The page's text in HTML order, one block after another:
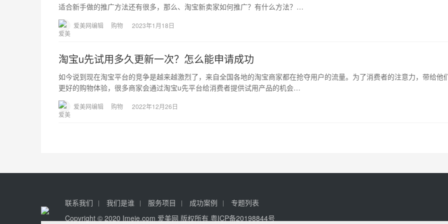
适合新手做的推广方法还有很多，那么、淘宝新卖家如何推广？有什么方法？…
爱美网编辑 购物 2023年1月18日
淘宝u先试用多久更新一次？怎么能申请成功
如今说到现在淘宝平台的竞争是越来越激烈了，来自全国各地的淘宝商家都在抢夺用户的流量。为了消费者的注意力，带给他
更好的购物体验，很多商家会通过淘宝u先平台给消费者提供试用产品的机会…
爱美网编辑 购物 2022年12月26日
联系我们 我们是谁 服务项目 成功案例
专题列表
Copyright © 2020 Imeie.com 爱美网 版权所有 粤ICP备20198844号